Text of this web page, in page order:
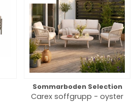
Sommarboden Selection
Carex soffgrupp - oyster